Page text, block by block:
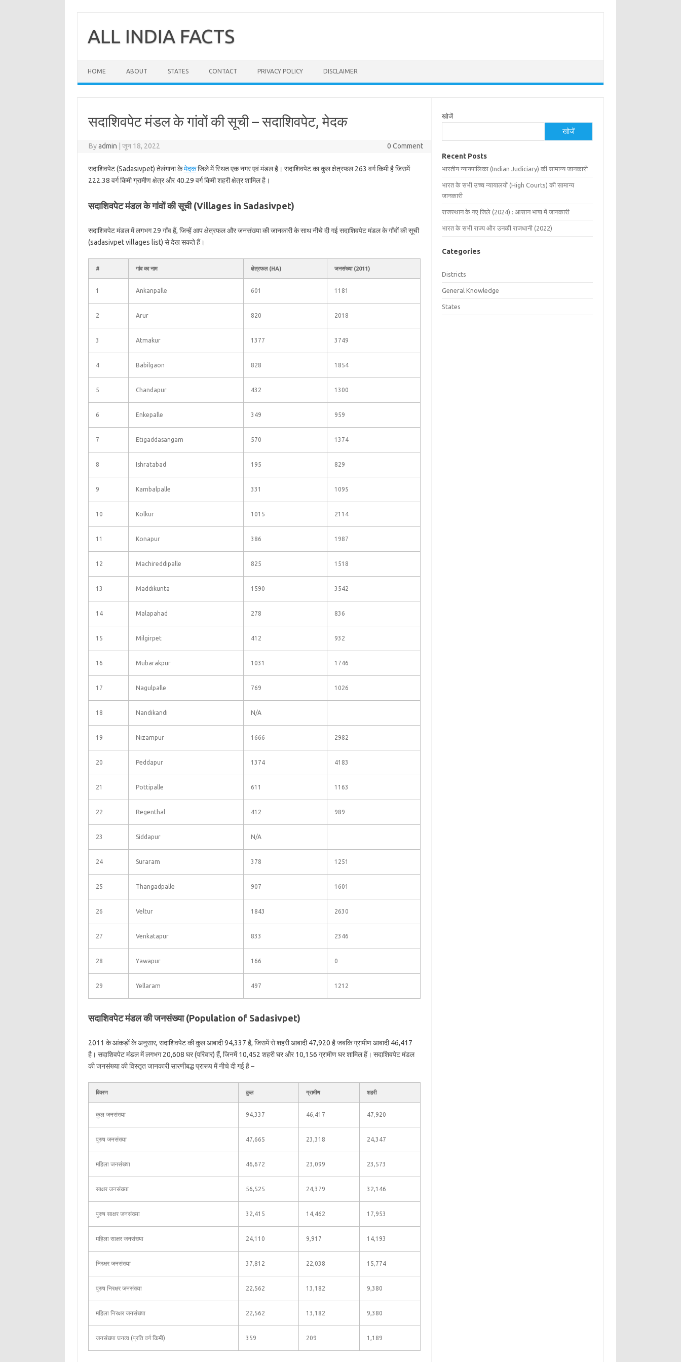
contentALL INDIA FACTS
HOME ABOUT STATES CONTACT PRIVACY POLICY DISCLAIMER
सदाशिवपेट मंडल के गांवों की सूची – सदाशिवपेट, मेदक
Byadmin जून 18, 2022 0 Comment
सदाशिवपेट (Sadasivpet) तेलंगाना केमेदकजिले में स्थित एक नगर एवं मंडल है। सदाशिवपेट का कुल क्षेत्रफल 263 वर्ग किमी है जिसमें
222.38 वर्ग किमी ग्रामीण क्षेत्र और 40.29 वर्ग किमी शहरी क्षेत्र शामिल है।
सदाशिवपेट मंडल के गांवों की सूची (Villages in Sadasivpet)
सदाशिवपेट मंडल में लगभग 29 गाँव हैं, जिन्हें आप क्षेत्रफल और जनसंख्या की जानकारी के साथ नीचे दी गई सदाशिवपेट मंडल के गाँवों की सूची
(sadasivpet villages list) से देख सकते हैं।
# गांव का नाम क्षेत्रफल (HA) जनसंख्या (2011)
1 Ankanpalle 601 1181
2 Arur 820 2018
3 Atmakur 1377 3749
4 Babilgaon 828 1854
5 Chandapur 432 1300
6 Enkepalle 349 959
7 Etigaddasangam 570 1374
8 Ishratabad 195 829
9 Kambalpalle 331 1095
10 Kolkur 1015 2114
11 Konapur 386 1987
12 Machireddipalle 825 1518
13 Maddikunta 1590 3542
14 Malapahad 278 836
15 Milgirpet 412 932
16 Mubarakpur 1031 1746
17 Nagulpalle 769 1026
18 Nandikandi N/A
19 Nizampur 1666 2982
20 Peddapur 1374 4183
21 Pottipalle 611 1163
22 Regenthal 412 989
23 Siddapur N/A
24 Suraram 378 1251
25 Thangadpalle 907 1601
26 Veltur 1843 2630
27 Venkatapur 833 2346
28 Yawapur 166 0
29 Yellaram 497 1212
सदाशिवपेट मंडल की जनसंख्या (Population of Sadasivpet)
2011 के आंकड़ों के अनुसार, सदाशिवपेट की कुल आबादी 94,337 है, जिसमें से शहरी आबादी 47,920 है जबकि ग्रामीण आबादी 46,417
है। सदाशिवपेट मंडल में लगभग 20,608 घर (परिवार) हैं, जिनमें 10,452 शहरी घर और 10,156 ग्रामीण घर शामिल हैं। सदाशिवपेट मंडल
की जनसंख्या की विस्तृत जानकारी सारणीबद्ध प्रारूप में नीचे दी गई है –
विवरण कुल ग्रामीण शहरी
कुल जनसंख्या 94,337 46,417 47,920
पुरुष जनसंख्या 47,665 23,318 24,347
महिला जनसंख्या 46,672 23,099 23,573
साक्षर जनसंख्या 56,525 24,379 32,146
पुरुष साक्षर जनसंख्या 32,415 14,462 17,953
महिला साक्षर जनसंख्या 24,110 9,917 14,193
निरक्षर जनसंख्या 37,812 22,038 15,774
पुरुष निरक्षर जनसंख्या 22,562 13,182 9,380
महिला निरक्षर जनसंख्या 22,562 13,182 9,380
जनसंख्या घनत्व (प्रति वर्ग किमी) 359 209 1,189
खोजें
खोजें
Recent Posts
भारतीय न्यायपालिका (Indian Judiciary) की सामान्य जानकारी
भारत के सभी उच्च न्यायालयों (High Courts) की सामान्य
जानकारी
राजस्थान के नए जिले (2024) : आसान भाषा में जानकारी
भारत के सभी राज्य और उनकी राजधानी (2022)
Categories
Districts
General Knowledge
States